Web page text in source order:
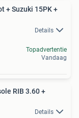
+ Suzuki 15PK +
Details
Topadvertentie
Vandaag
RIB 3.60 +
Details